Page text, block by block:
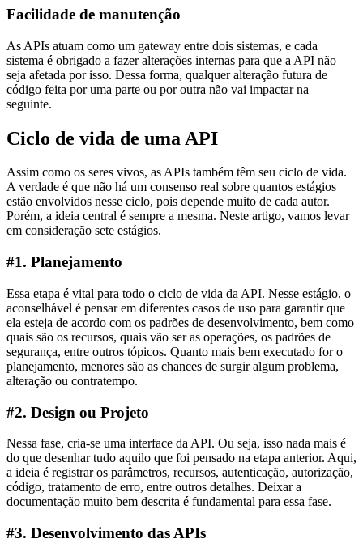
Facilidade de manutenção
As APIs atuam como um gateway entre dois sistemas, e cada
sistema é obrigado a fazer alterações internas para que a API não
seja afetada por isso. Dessa forma, qualquer alteração futura de
código feita por uma parte ou por outra não vai impactar na
seguinte.
Ciclo de vida de uma API
Assim como os seres vivos, as APIs também têm seu ciclo de vida.
A verdade é que não há um consenso real sobre quantos estágios
estão envolvidos nesse ciclo, pois depende muito de cada autor.
Porém, a ideia central é sempre a mesma. Neste artigo, vamos levar
em consideração sete estágios.
#1. Planejamento
Essa etapa é vital para todo o ciclo de vida da API. Nesse estágio, o
aconselhável é pensar em diferentes casos de uso para garantir que
ela esteja de acordo com os padrões de desenvolvimento, bem como
quais são os recursos, quais vão ser as operações, os padrões de
segurança, entre outros tópicos. Quanto mais bem executado for o
planejamento, menores são as chances de surgir algum problema,
alteração ou contratempo.
#2. Design ou Projeto
Nessa fase, cria-se uma interface da API. Ou seja, isso nada mais é
do que desenhar tudo aquilo que foi pensado na etapa anterior. Aqui,
a ideia é registrar os parâmetros, recursos, autenticação, autorização,
código, tratamento de erro, entre outros detalhes. Deixar a
documentação muito bem descrita é fundamental para essa fase.
#3. Desenvolvimento das APIs